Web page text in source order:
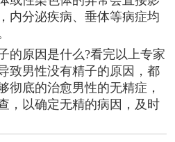
内分泌疾病、垂体等病症均
的原因是什么?看完以上专家
致男性没有精子的原因，都
彻底的治愈男性的无精症，
，以确定无精的病因，及时